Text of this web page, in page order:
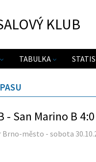
KLUB
TABULKA
- San Marino B
město - sobota